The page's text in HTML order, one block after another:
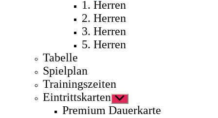
1. Herren
2. Herren
3. Herren
5. Herren
Tabelle
Spielplan
Trainingszeiten
Eintrittskarten Untermenü
anzeigen
Premium Dauerkarte